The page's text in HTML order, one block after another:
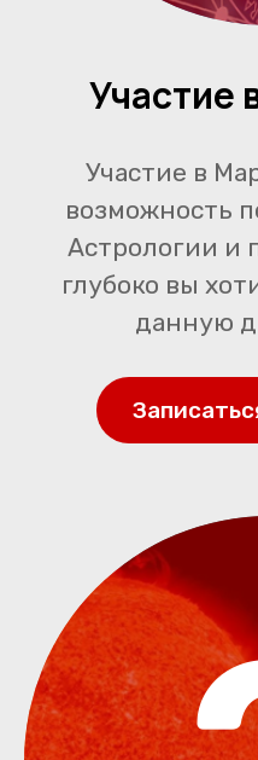
Участие
Участие в
возможность
Астрологии и
глубоко вы
данную